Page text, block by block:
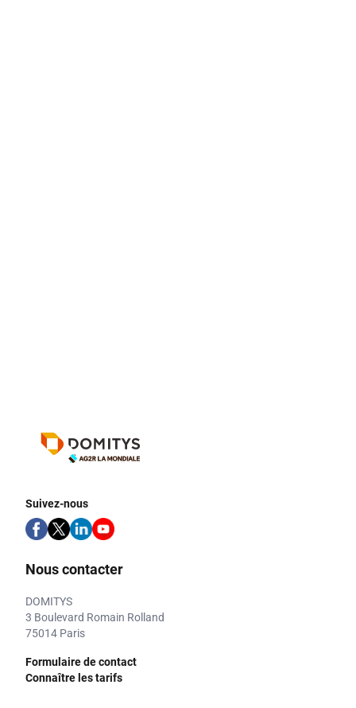
Suivez-nous
Nous contacter
DOMITYS
3 Boulevard Romain Rolland
75014 Paris
Formulaire de contact
Connaître les tarifs